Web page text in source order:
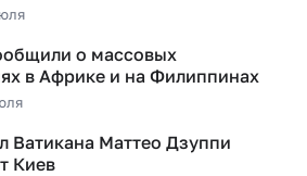
о массовых
в Африке и на Филиппинах
Ватикана Маттео Дзуппи
Киев